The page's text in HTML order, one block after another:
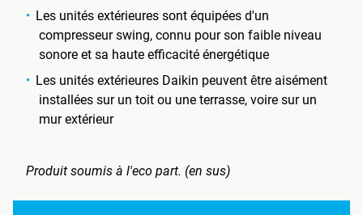
Les unités extérieures sont équipées d'un
compresseur swing, connu pour son faible niveau
sonore et sa haute efficacité énergétique
Les unités extérieures Daikin peuvent être aisément
installées sur un toit ou une terrasse, voire sur un
mur extérieur
Produit soumis à l'eco part. (en sus)